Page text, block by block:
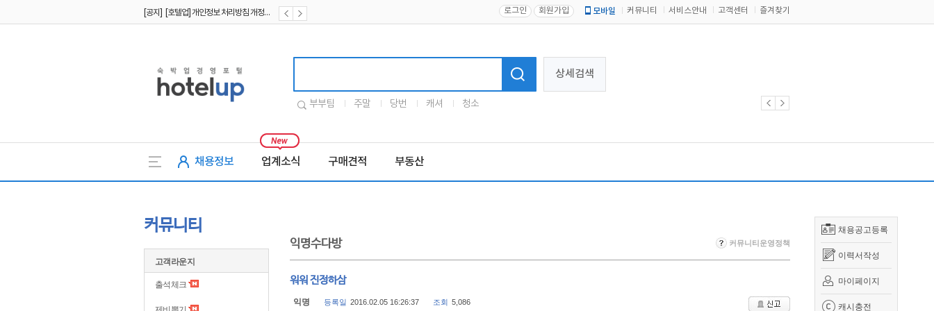
[공지] [호텔업] 개인정보 처리방침 개정본2 (19.09.02) 로그인 회원가입 모바일 커뮤니티 서비스안내 고객센터 즐겨찾기
상세검색
부부팀 주말 당번 캐셔 청소
채용정보 업계소식 구매견적 부동산
채용공고등록
이력서작성
마이페이지
캐시충전
커뮤니티
고객라운지
출석체크
익명수다방 커뮤니티운영정책
워워 진정하삼
익명 등록일 2016.02.05 16:26:37 조회 5,086